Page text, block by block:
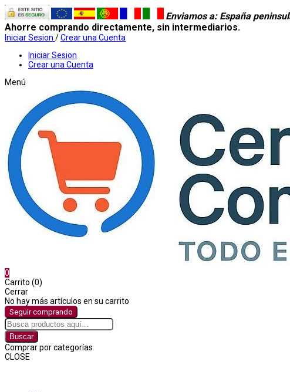
Enviamos a: España
Ahorre comprando directamente, sin intermediarios.
Iniciar Sesion /Crear una Cuenta
Iniciar Sesion
Crear una Cuenta
Menú
0
Carrito (0)
Cerrar
No hay más artículos en su carrito
Seguir comprando
Buscar
Comprar por categorías
CLOSE